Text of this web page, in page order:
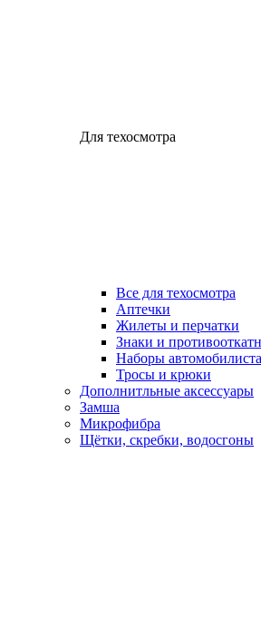
Для техосмотра
Все для техосмотра
Аптечки
Жилеты и перчатки
Знаки и
Наборы автомобилиста
Тросы и крюки
Дополнитльные аксессуары
Замша
Микрофибра
Щётки, скребки, водосгоны